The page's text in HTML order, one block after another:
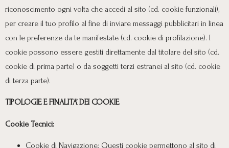
riconoscimento ogni volta che accedi al sito (cd. cookie funzionali),
per creare il tuo profilo al fine di inviare messaggi pubblicitari in linea
con le preferenze da te manifestate (cd. cookie di profilazione). I
cookie possono essere gestiti direttamente dal titolare del sito (cd.
cookie di prima parte) o da soggetti terzi estranei al sito (cd. cookie
di terza parte).
TIPOLOGIE E FINALITA’ DEI COOKIE
Cookie Tecnici:
Cookie di Navigazione: Questi cookie permettono al sito di